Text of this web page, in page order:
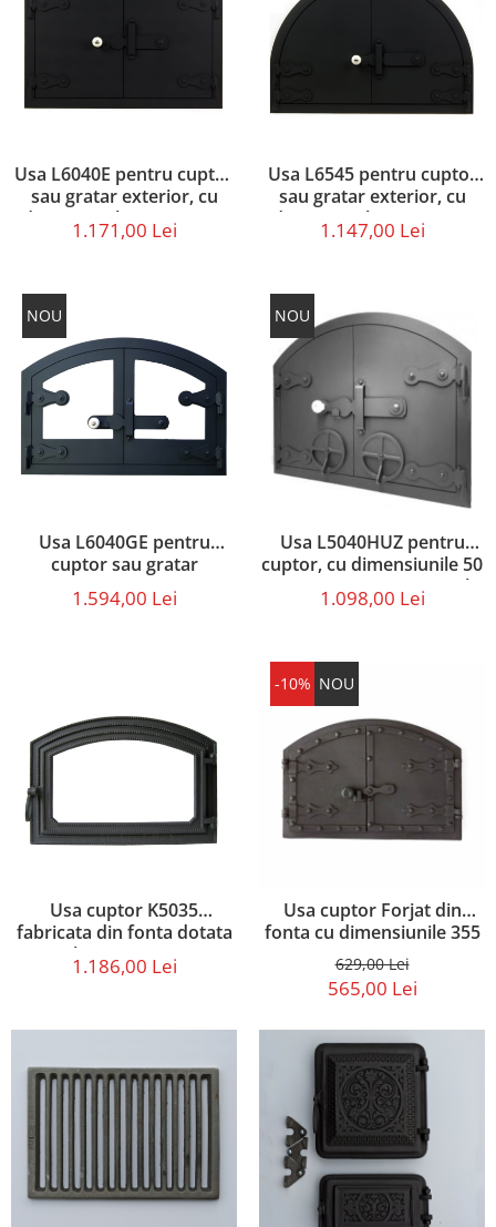
Usa L6040E pentru cuptor
sau gratar exterior, cu
dimensiunile 60 x 40 cm,
dreptunghiulara
1.171,00 Lei
Usa L6545 pentru cuptor
sau gratar exterior, cu
dimensiunile 65 x 45 cm
1.147,00 Lei
NOU
Usa L6040GE pentru
cuptor sau gratar
prevazut cu geam
termorezistent, cu
1.594,00 Lei
NOU
Usa L5040HUZ pentru
cuptor, cu dimensiunile 50
x 40 cm, prevazut cu grila
1.098,00 Lei
Usa cuptor K5035
fabricata din fonta dotata
cu sticla termorezistenta
1.186,00 Lei
-10% NOU
Usa cuptor Forjat din
fonta cu dimensiunile 355
x 525 mm
629,00 Lei
565,00 Lei